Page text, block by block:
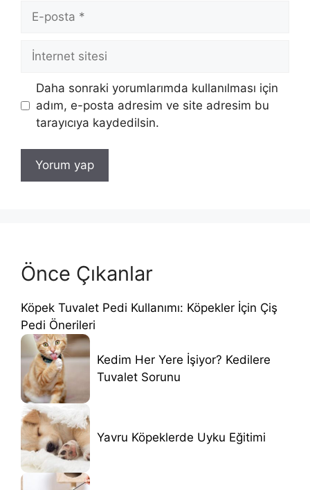
posta
İnternet
sitesi
Daha sonraki yorumlarımda kullanılması için
adım, e-posta adresim ve site adresim bu
tarayıcıya kaydedilsin.
Önce Çıkanlar
Köpek Tuvalet Pedi Kullanımı: Köpekler İçin Çiş
Pedi Önerileri
Kedim Her Yere İşiyor? Kedilere
Tuvalet Sorunu
Yavru Köpeklerde Uyku Eğitimi